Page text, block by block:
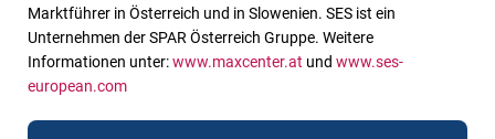
Marktführer in Österreich und in Slowenien. SES ist ein
Unternehmen der SPAR Österreich Gruppe. Weitere
Informationen unter:www.maxcenter.at und www.ses-
european.com